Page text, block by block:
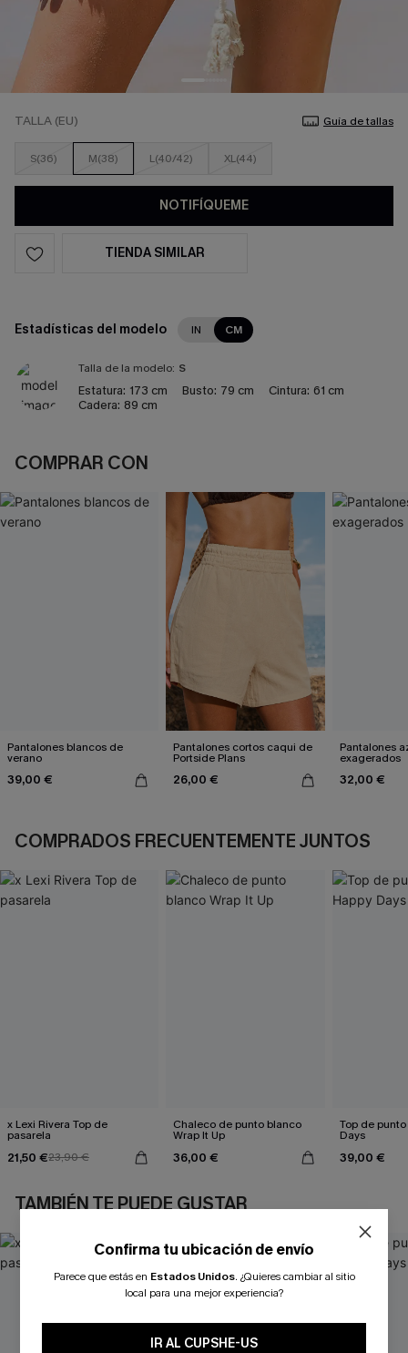
TALLA (EU) Guía de tallas
S(36) M(38) L(40/42) XL(44)
NOTIFÍQUEME
TIENDA SIMILAR
Estadísticas del modelo IN CM
Talla de la modelo: S
Estatura: 173 cm Busto: 79 cm Cintura: 61 cm
Cadera: 89 cm
COMPRAR CON
Pantalones blancos de
verano
39,00 €
Pantalones cortos caqui de
Portside Plans
26,00 €
Pantalones
exagerados
32,00 €
COMPRADOS FRECUENTEMENTE JUNTOS
x Lexi Rivera Top de
pasarela
21,50 €23,90 €
Chaleco de punto blanco
Wrap It Up
36,00 €
Top de
Days
39,00 €
TAMBIÉN TE PUEDE GUSTAR
Confirma tu ubicación de envío
Parece que estás en Estados Unidos. ¿Quieres cambiar al sitio
local para una mejor experiencia?
IR AL CUPSHE-US